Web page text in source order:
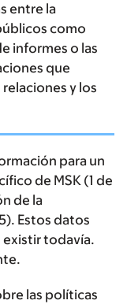
entre la
como
informes o las
que
y los
para un
de MSK (1 de
de la
Estos datos
existir todavía.
las políticas